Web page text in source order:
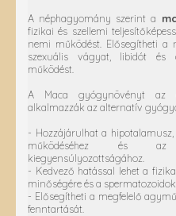
A néphagyomány szerint a
fizikai és szellemi
nemi működést. Elősegítheti
szexuális vágyat, libidót és
működést.
A Maca gyógynövényt az
alkalmazzák az alternatív
- Hozzájárulhat a
működéséhez és az
kiegyensúlyozottságához.
- Kedvező hatással lehet a
minőségére és a
- Elősegítheti a megfelelő
fenntartását.